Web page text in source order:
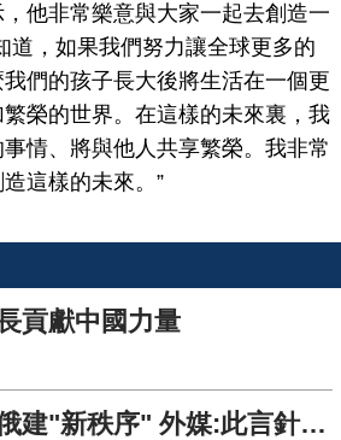
非常樂意與大家一起去創造一
道，如果我們努力讓全球更多的
們的孩子長大後將生活在一個更
榮的世界。在這樣的未來裏，我
情、將與他人共享繁榮。我非常
這樣的未來。”
貢獻中國力量
杜特爾特支持中俄建"新秩序" 外媒:此言針對美國